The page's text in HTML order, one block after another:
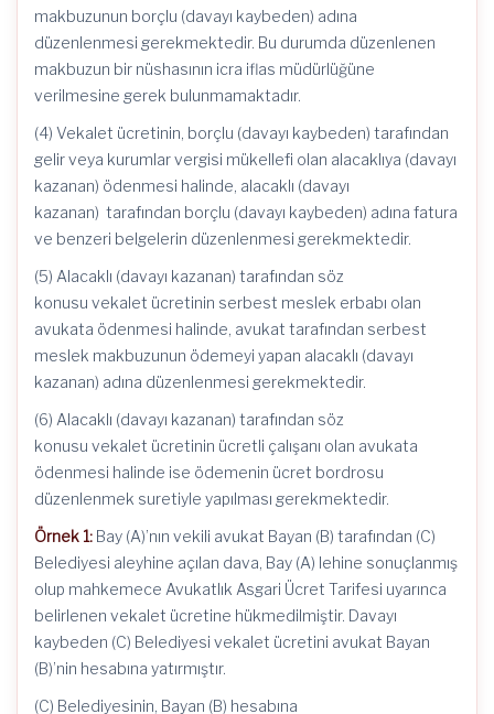
makbuzunun borçlu (davayı kaybeden) adına
düzenlenmesi gerekmektedir. Bu durumda düzenlenen
makbuzun bir nüshasının icra iflas müdürlüğüne
verilmesine gerek bulunmamaktadır.
(4) Vekalet ücretinin, borçlu (davayı kaybeden) tarafından
gelir veya kurumlar vergisi mükellefi olan alacaklıya (davayı
kazanan) ödenmesi halinde, alacaklı (davayı
kazanan) tarafından borçlu (davayı kaybeden) adına fatura
ve benzeri belgelerin düzenlenmesi gerekmektedir.
(5) Alacaklı (davayı kazanan) tarafından söz
konusu vekalet ücretinin serbest meslek erbabı olan
avukata ödenmesi halinde, avukat tarafından serbest
meslek makbuzunun ödemeyi yapan alacaklı (davayı
kazanan) adına düzenlenmesi gerekmektedir.
(6) Alacaklı (davayı kazanan) tarafından söz
konusu vekalet ücretinin ücretli çalışanı olan avukata
ödenmesi halinde ise ödemenin ücret bordrosu
düzenlenmek suretiyle yapılması gerekmektedir.
Örnek 1: Bay (A)’nın vekili avukat Bayan (B) tarafından (C)
Belediyesi aleyhine açılan dava, Bay (A) lehine sonuçlanmış
olup mahkemece Avukatlık Asgari Ücret Tarifesi uyarınca
belirlenen vekalet ücretine hükmedilmiştir. Davayı
kaybeden (C) Belediyesi vekalet ücretini avukat Bayan
(B)’nin hesabına yatırmıştır.
(C) Belediyesinin, Bayan (B) hesabına